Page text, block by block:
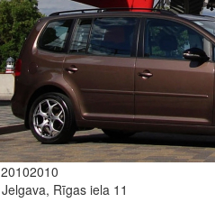
20102010
Jelgava, Rīgas iela 11